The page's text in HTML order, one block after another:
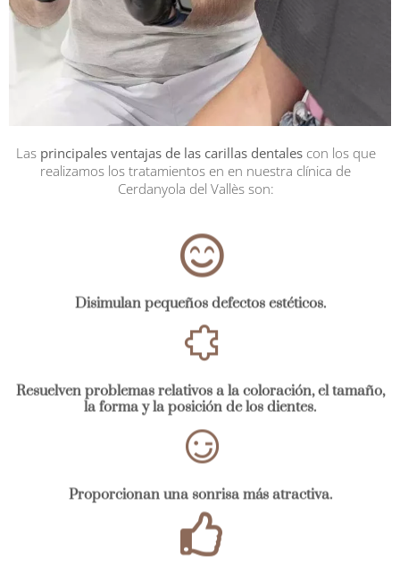
Las principales ventajas de las carillas dentalescon los que
realizamos los tratamientos en en nuestra clínica de
Cerdanyola del Vallès son:
Disimulan pequeños defectos estéticos.
Resuelven problemas relativos a la coloración, el tamaño,
la forma y la posición de los dientes.
Proporcionan una sonrisa más atractiva.